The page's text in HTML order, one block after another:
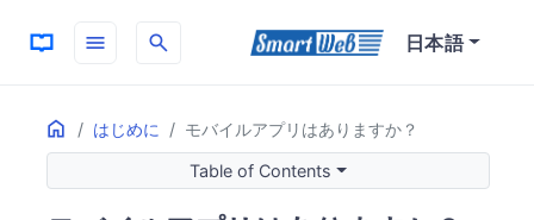
menu search 日本語
Home はじめに モバイルアプリはありますか？
ON THIS PAGE
モバイルアプリの概要
主な機能
Table of Contents